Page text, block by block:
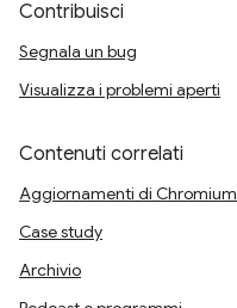
Contribuisci
Segnala un bug
Visualizza i problemi aperti
Contenuti correlati
Aggiornamenti di Chromium
Case study
Archivio